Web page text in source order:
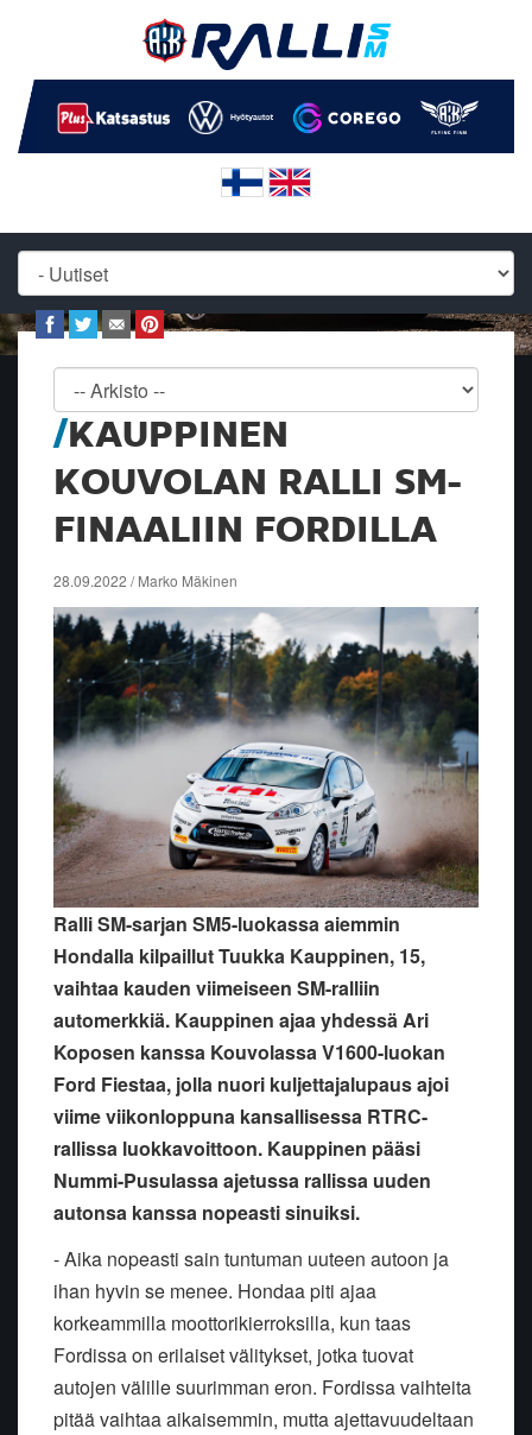
KAUPPINEN
KOUVOLAN RALLI SM-
FINAALIIN FORDILLA
28.09.2022 / Marko Mäkinen
Ralli SM-sarjan SM5-luokassa aiemmin
Hondalla kilpaillut Tuukka Kauppinen, 15,
vaihtaa kauden viimeiseen SM-ralliin
automerkkiä. Kauppinen ajaa yhdessä Ari
Koposen kanssa Kouvolassa V1600-luokan
Ford Fiestaa, jolla nuori kuljettajalupaus ajoi
viime viikonloppuna kansallisessa RTRC-
rallissa luokkavoittoon. Kauppinen pääsi
Nummi-Pusulassa ajetussa rallissa uuden
autonsa kanssa nopeasti sinuiksi.
- Aika nopeasti sain tuntuman uuteen autoon ja
ihan hyvin se menee. Hondaa piti ajaa
korkeammilla moottorikierroksilla, kun taas
Fordissa on erilaiset välitykset, jotka tuovat
autojen välille suurimman eron. Fordissa vaihteita
pitää vaihtaa aikaisemmin, mutta ajettavuudeltaan